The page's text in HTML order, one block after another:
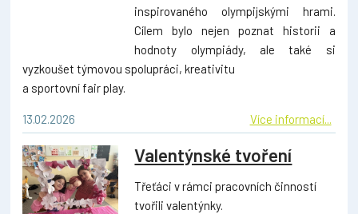
inspirovaného olympijskými hrami.
Cílem bylo nejen poznat historii a
hodnoty olympiády, ale také si
vyzkoušet týmovou spolupráci, kreativitu
a sportovní fair play.
13.02.2026 Více informací...
Valentýnské tvoření
Třeťáci v rámci pracovních činností
tvořili valentýnky.